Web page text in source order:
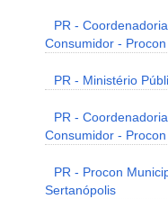
PR -
Consumidor -
PR - Ministério
PR -
Consumidor -
PR - Procon
Sertanópolis